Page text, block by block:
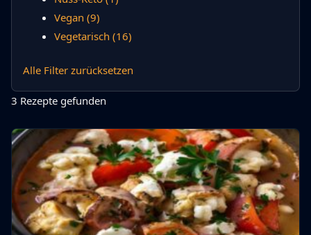
Vegan (9)
Vegetarisch (16)
Alle Filter zurücksetzen
3 Rezepte gefunden